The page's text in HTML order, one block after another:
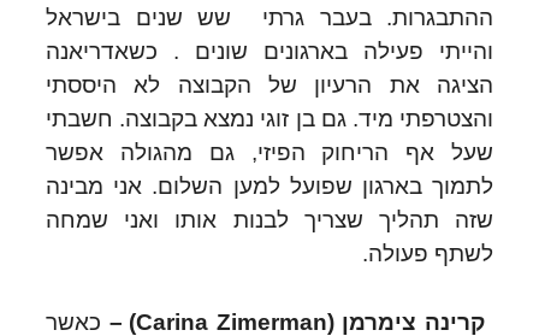
ההתבגרות. בעבר גרתי שש שנים בישראל
והייתי פעילה בארגונים שונים . כשאדריאנה
הציגה את הרעיון של הקבוצה לא היססתי
והצטרפתי מיד. גם בן זוגי נמצא בקבוצה. חשבתי
שעל אף הריחוק הפיזי, גם מהגולה אפשר
לתמוך בארגון שפועל למען השלום. אני מבינה
שזה תהליך שצריך לבנות אותו ואני שמחה
לשתף פעולה.
קרינה צימרמן (Carina Zimerman
) – כאשר